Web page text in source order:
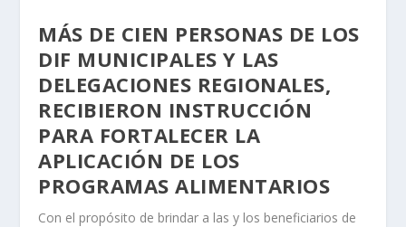
MÁS DE CIEN PERSONAS DE LOS
DIF MUNICIPALES Y LAS
DELEGACIONES REGIONALES,
RECIBIERON INSTRUCCIÓN
PARA FORTALECER LA
APLICACIÓN DE LOS
PROGRAMAS ALIMENTARIOS
Con el propósito de brindar a las y los beneficiarios de